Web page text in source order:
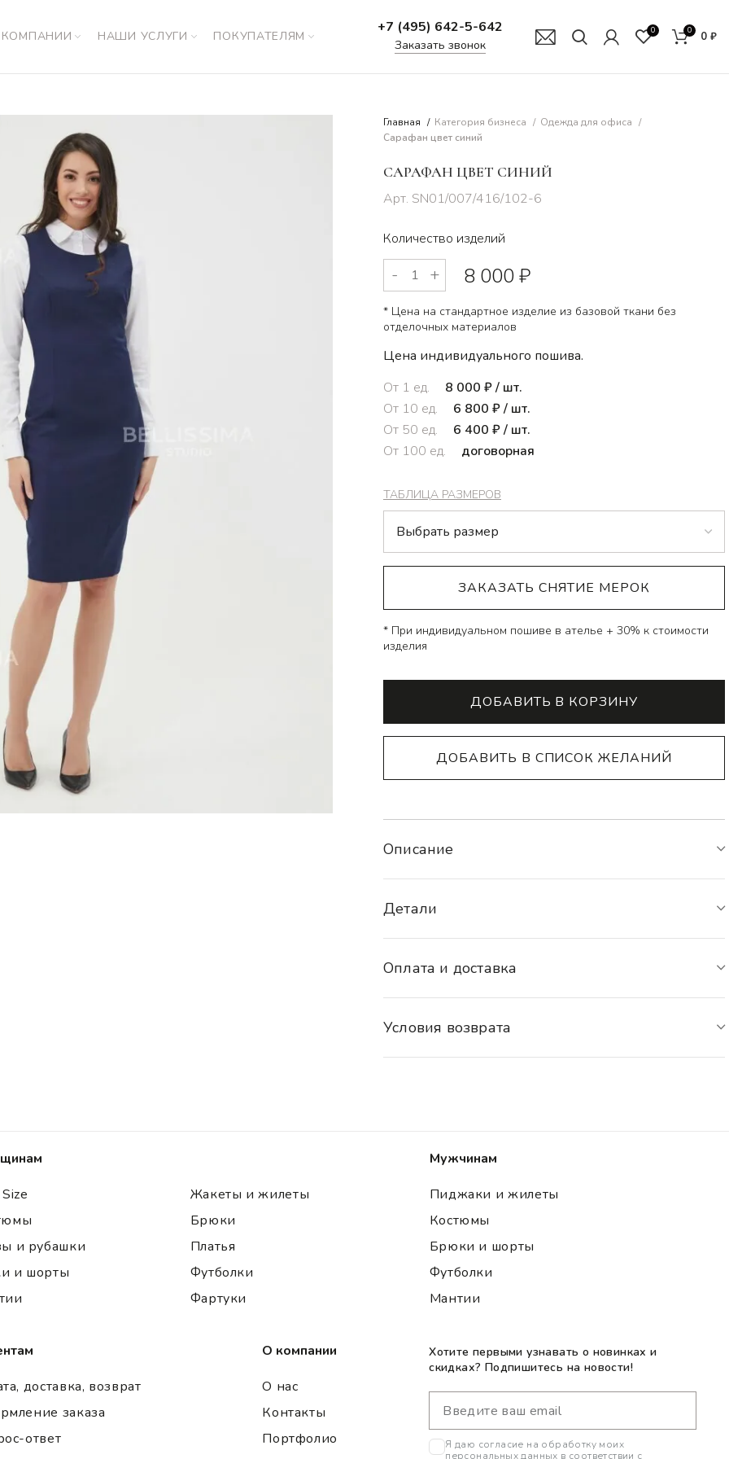
НАШИ УСЛУГИ ПОКУПАТЕЛЯМ
+7 (495) 642-5-642
Заказать звонок
0 0 0 ₽
Главная Категория бизнеса
Одежда для офиса
Сарафан цвет синий
САРАФАН ЦВЕТ СИНИЙ
SN01/007/416/102-6
Количество изделий
8 000₽
* Цена на стандартное изделие из базовой ткани без
отделочных материалов
Цена индивидуального пошива.
От 1 ед. 8 000 ₽/ шт.
От 10 ед. 6 800 ₽/ шт.
От 50 ед. 6 400 ₽/ шт.
От 100 ед. договорная
ТАБЛИЦА РАЗМЕРОВ
ЗАКАЗАТЬ СНЯТИЕ МЕРОК
* При индивидуальном пошиве в ателье + 30% к стоимости
изделия
ДОБАВИТЬ В КОРЗИНУ
Alternative:
ДОБАВИТЬ В СПИСОК ЖЕЛАНИЙ
Описание
Детали
Оплата и доставка
Условия возврата
Жакеты и жилеты
Брюки
и рубашки
Платья
и шорты
Футболки
Фартуки
Мужчинам
Пиджаки и жилеты
Костюмы
Брюки и шорты
Футболки
Мантии
доставка, возврат
заказа
ответ
О компании
О нас
Контакты
Портфолио
Хотите первыми узнавать о новинках и
скидках? Подпишитесь на новости!
Я даю согласие на обработку моих
персональных данных в соответствии с